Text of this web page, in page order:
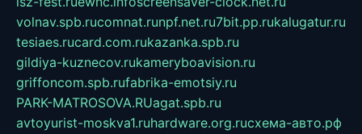
volnav.spb.rucomnat.runpf.net.ru7bit.pp.rukalugatur.ru
tesiaes.rucard.com.rukazanka.spb.ru
gildiya-kuznecov.rukameryboavision.ru
griffoncom.spb.rufabrika-emotsiy.ru
PARK-MATROSOVA.RUagat.spb.ru
avtoyurist-moskva1.ruhardware.org.ruсхема-авто.рф